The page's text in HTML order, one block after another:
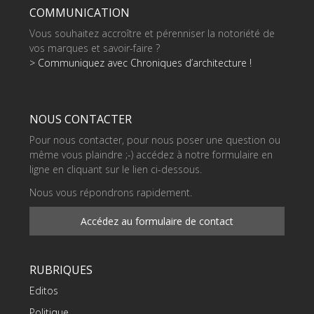
COMMUNICATION
Vous souhaitez accroître et pérenniser la notoriété de
vos marques et savoir-faire ?
> Communiquez avec Chroniques d’architecture !
NOUS CONTACTER
Pour nous contacter, pour nous poser une question ou
même vous plaindre ;-) accédez à notre formulaire en
ligne en cliquant sur le lien ci-dessous.
Nous vous répondrons rapidement.
Accédez au formulaire de contact
RUBRIQUES
Editos